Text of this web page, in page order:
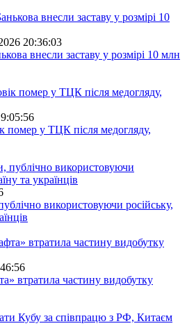
20:36:03
внесли заставу у розмірі 10 млн
у ТЦК після медогляду,
використовуючи російську,
втратила частину видобутку